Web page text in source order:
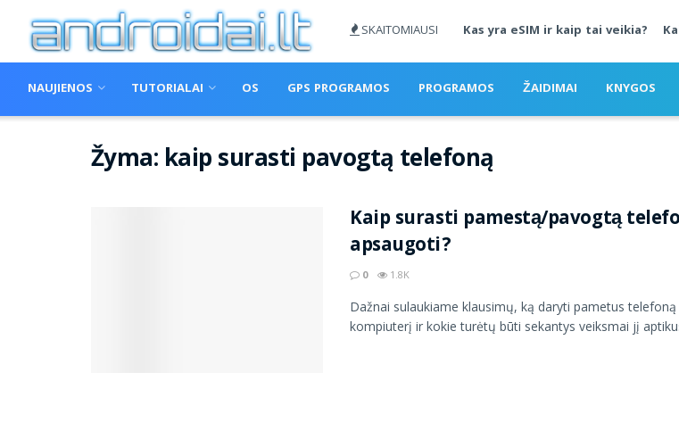
SKAITOMIAUSI Kas yra eSIM ir kaip tai veikia?
NAUJIENOS TUTORIALAI OS GPS PROGRAMOS PROGRAMOS ŽAIDIMAI KNYGOS
Žyma: kaip surasti pavogtą telefoną
Kaip surasti pamestą/pavogtą
apsaugoti?
0 1.8K
Dažnai sulaukiame klausimų, ką daryti pametus
kompiuterį ir kokie turėtų būti sekantys veiksmai jį